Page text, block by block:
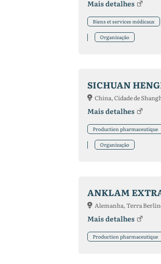
Mais detalhes
Biens et services médicaux
Organização
China, Cidade de
Mais detalhes
Production pharmaceutique
Organização
ANKLAM
Alemanha, Terra
Mais detalhes
Production pharmaceutique